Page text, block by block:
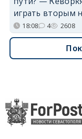
играть вторым
18:08 4 2608